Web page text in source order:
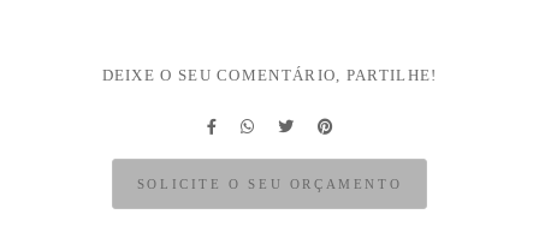
DEIXE O SEU COMENTÁRIO, PARTILHE!
SOLICITE O SEU ORÇAMENTO